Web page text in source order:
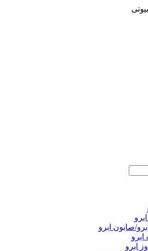
صابون ابرو
ابرو
ابرو